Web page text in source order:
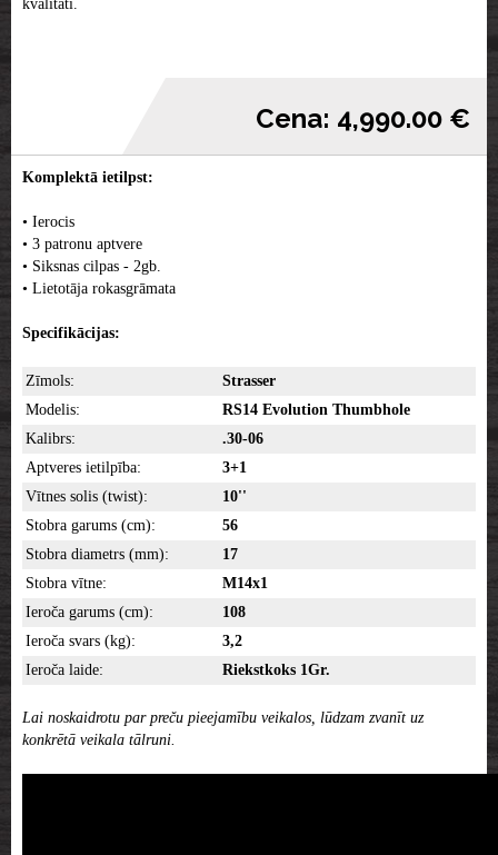
kvalitāti.
Cena: 4,990.00 €
Komplektā ietilpst:
• Ierocis
• 3 patronu aptvere
• Siksnas cilpas - 2gb.
• Lietotāja rokasgrāmata
Specifikācijas:
Zīmols:
Strasser
Modelis:
RS14 Evolution Thumbhole
Kalibrs:
.30-06
Aptveres ietilpība:
3+1
Vītnes solis (twist):
10''
Stobra garums (cm):
56
Stobra diametrs (mm):
17
Stobra vītne:
M14x1
Ieroča garums (cm):
108
Ieroča svars (kg):
3,2
Ieroča laide:
Riekstkoks 1Gr.
Lai noskaidrotu par preču pieejamību veikalos, lūdzam zvanīt uz
konkrētā veikala tālruni.